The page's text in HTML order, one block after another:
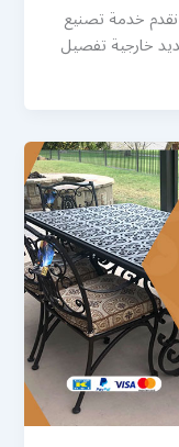
خدمة تصنيع
خارجية تفصيل